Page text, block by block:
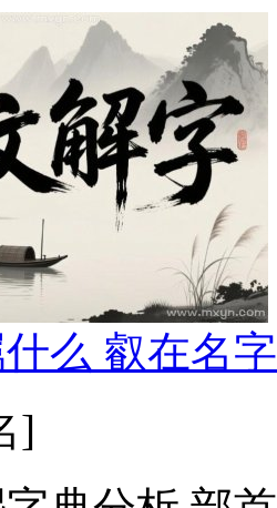
么 叡在名
]